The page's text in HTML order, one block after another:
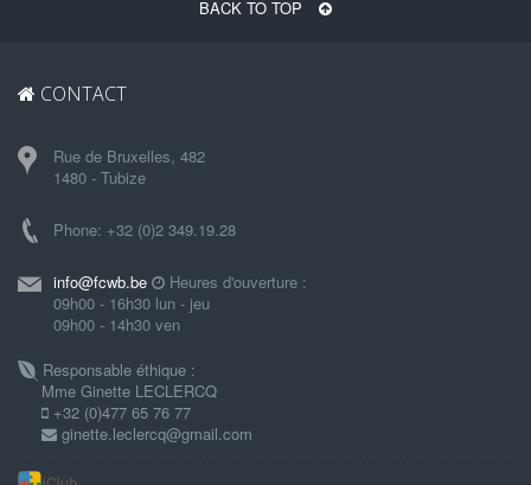
BACK TO TOP
CONTACT
Rue de Bruxelles, 482
1480 - Tubize
Phone: +32 (0)2 349.19.28
info@fcwb.be
Heures d'ouverture :
09h00 - 16h30 lun - jeu
09h00 - 14h30 ven
Responsable éthique :
Mme Ginette LECLERCQ
+32 (0)477 65 76 77
ginette.leclercq@gmail.com